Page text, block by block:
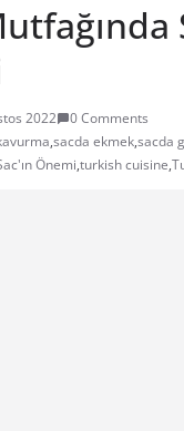
2022
0 Comments
,sacda ekmek,sacda
Önemi,turkish cuisine,